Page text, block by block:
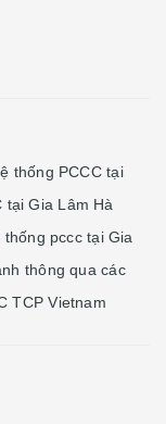
thống PCCC tại
tại Gia Lâm Hà
pccc tại Gia
thông qua các
TCP Vietnam